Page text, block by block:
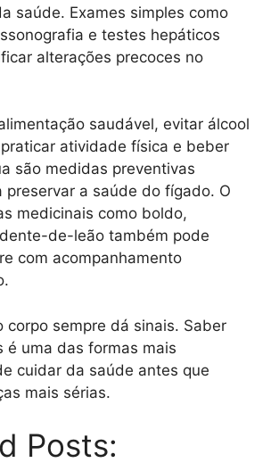
saúde. Exames simples como
e testes hepáticos
alterações precoces no
saudável, evitar álcool
atividade física e beber
são medidas preventivas
preservar a saúde do fígado. O
medicinais como boldo,
de-leão também pode
com acompanhamento
corpo sempre dá sinais. Saber
é uma das formas mais
cuidar da saúde antes que
mais sérias.
Posts: